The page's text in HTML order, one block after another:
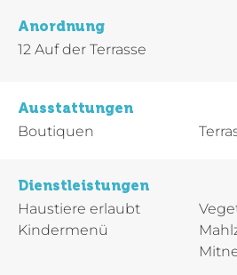
Anordnung
12 Auf der Terrasse
Ausstattungen
Boutiquen
Dienstleistungen
Haustiere erlaubt
Kindermenü